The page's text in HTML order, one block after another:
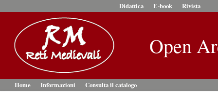
Didattica E-book Rivista
Open
Home Informazioni
Consulta il catalogo